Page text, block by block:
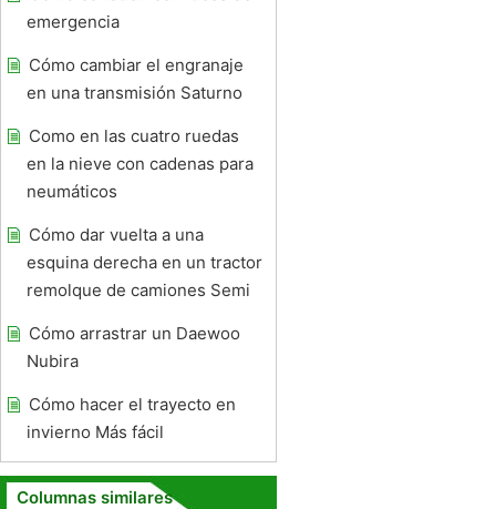
emergencia
Cómo cambiar el engranaje
en una transmisión Saturno
Como en las cuatro ruedas
en la nieve con cadenas para
neumáticos
Cómo dar vuelta a una
esquina derecha en un tractor
remolque de camiones Semi
Cómo arrastrar un Daewoo
Nubira
Cómo hacer el trayecto en
invierno Más fácil
Columnas similares